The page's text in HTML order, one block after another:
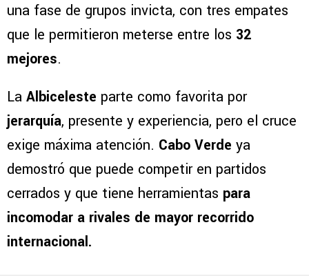
una fase de grupos invicta, con tres empates
que le permitieron meterse entre los 32
mejores.
La Albiceleste parte como favorita por
jerarquía, presente y experiencia, pero el cruce
exige máxima atención. Cabo Verde ya
demostró que puede competir en partidos
cerrados y que tiene herramientas para
incomodar a rivales de mayor recorrido
internacional.